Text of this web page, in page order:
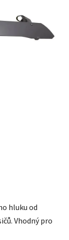
hluku od
Vhodný pro